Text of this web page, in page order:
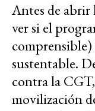
Antes de abrir
ver si el
comprensible)
sustentable.
contra la
movilización